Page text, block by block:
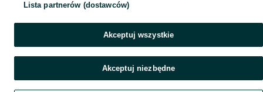
Lista partnerów (dostawców)
Akceptuj wszystkie
Akceptuj niezbędne